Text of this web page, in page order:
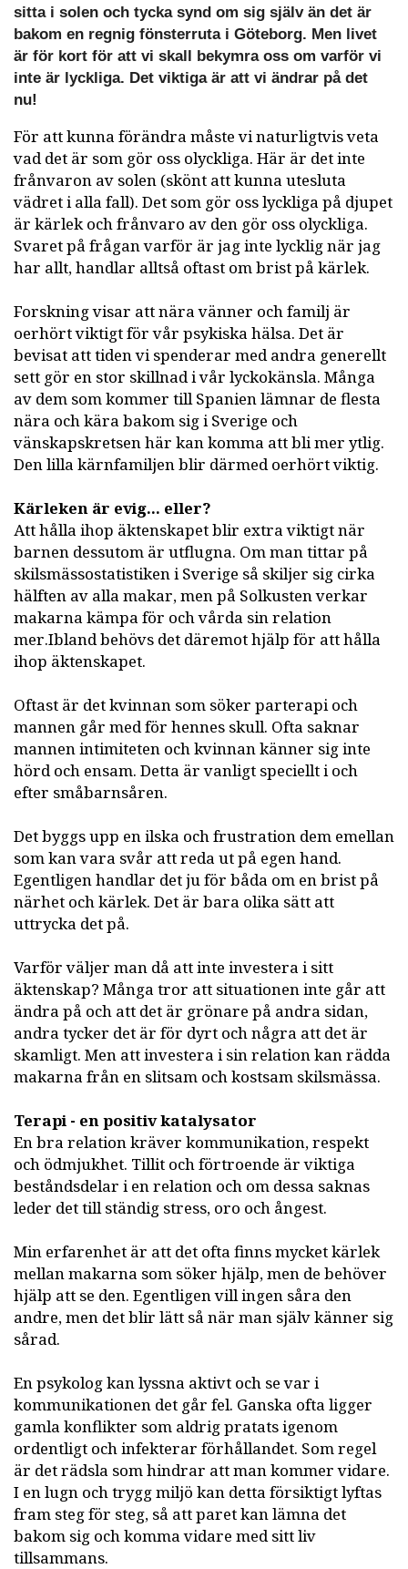
sitta i solen och tycka synd om sig själv än det är
bakom en regnig fönsterruta i Göteborg. Men livet
är för kort för att vi skall bekymra oss om varför vi
inte är lyckliga. Det viktiga är att vi ändrar på det
nu!
För att kunna förändra måste vi naturligtvis veta
vad det är som gör oss olyckliga. Här är det inte
frånvaron av solen (skönt att kunna utesluta
vädret i alla fall). Det som gör oss lyckliga på djupet
är kärlek och frånvaro av den gör oss olyckliga.
Svaret på frågan varför är jag inte lycklig när jag
har allt, handlar alltså oftast om brist på kärlek.
Forskning visar att nära vänner och familj är
oerhört viktigt för vår psykiska hälsa. Det är
bevisat att tiden vi spenderar med andra generellt
sett gör en stor skillnad i vår lyckokänsla. Många
av dem som kommer till Spanien lämnar de flesta
nära och kära bakom sig i Sverige och
vänskapskretsen här kan komma att bli mer ytlig.
Den lilla kärnfamiljen blir därmed oerhört viktig.
Kärleken är evig... eller?
Att hålla ihop äktenskapet blir extra viktigt när
barnen dessutom är utflugna. Om man tittar på
skilsmässostatistiken i Sverige så skiljer sig cirka
hälften av alla makar, men på Solkusten verkar
makarna kämpa för och vårda sin relation
mer.Ibland behövs det däremot hjälp för att hålla
ihop äktenskapet.
Oftast är det kvinnan som söker parterapi och
mannen går med för hennes skull. Ofta saknar
mannen intimiteten och kvinnan känner sig inte
hörd och ensam. Detta är vanligt speciellt i och
efter småbarnsåren.
Det byggs upp en ilska och frustration dem emellan
som kan vara svår att reda ut på egen hand.
Egentligen handlar det ju för båda om en brist på
närhet och kärlek. Det är bara olika sätt att
uttrycka det på.
Varför väljer man då att inte investera i sitt
äktenskap? Många tror att situationen inte går att
ändra på och att det är grönare på andra sidan,
andra tycker det är för dyrt och några att det är
skamligt. Men att investera i sin relation kan rädda
makarna från en slitsam och kostsam skilsmässa.
Terapi - en positiv katalysator
En bra relation kräver kommunikation, respekt
och ödmjukhet. Tillit och förtroende är viktiga
beståndsdelar i en relation och om dessa saknas
leder det till ständig stress, oro och ångest.
Min erfarenhet är att det ofta finns mycket kärlek
mellan makarna som söker hjälp, men de behöver
hjälp att se den. Egentligen vill ingen såra den
andre, men det blir lätt så när man själv känner sig
sårad.
En psykolog kan lyssna aktivt och se var i
kommunikationen det går fel. Ganska ofta ligger
gamla konflikter som aldrig pratats igenom
ordentligt och infekterar förhållandet. Som regel
är det rädsla som hindrar att man kommer vidare.
I en lugn och trygg miljö kan detta försiktigt lyftas
fram steg för steg, så att paret kan lämna det
bakom sig och komma vidare med sitt liv
tillsammans.